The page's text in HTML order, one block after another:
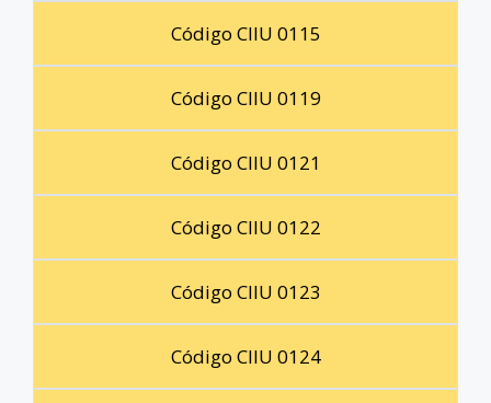
Código CIIU 0115
Código CIIU 0119
Código CIIU 0121
Código CIIU 0122
Código CIIU 0123
Código CIIU 0124